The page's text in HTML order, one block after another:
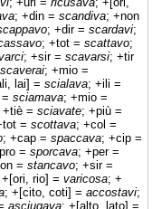
; +din = scandiva; +non
; +dir = scardavi;
; +tot = scattavo;
; +sir = scavarsi; +tir
scaverai; +mio =
lai] = scialava; +ili =
sciamava; +mio =
+tiè = sciavate; +più =
= scottava; +col =
; +cap = spaccava; +cip =
= sporcava; +per =
= stancavo; +sir =
+[ori, rio] = varicosa; +
; +[cito, coti] = accostavi;
asciugava; +[alto, lato] =